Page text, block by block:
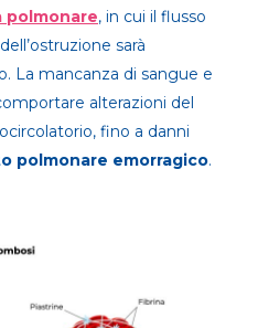
polmonare, in cui il flusso
sarà
La mancanza di sangue e
alterazioni del
fino a danni
polmonare emorragico.